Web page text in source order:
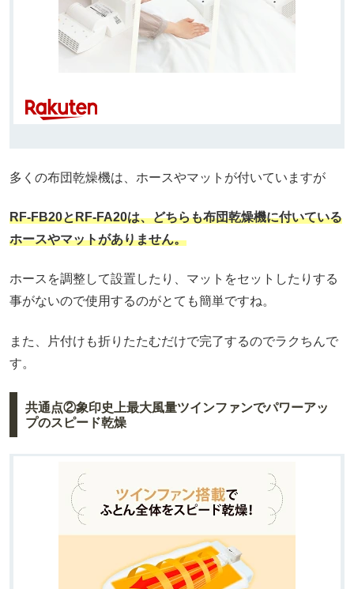
多くの布団乾燥機は、ホースやマットが付いていますが
RF-FB20とRF-FA20は、どちらも布団乾燥機に付いている
ホースやマットがありません。
ホースを調整して設置したり、マットをセットしたりする
事がないので使用するのがとても簡単ですね。
また、片付けも折りたたむだけで完了するのでラクちんで
す。
共通点②象印史上最大風量ツインファンでパワーアッ
プのスピード乾燥